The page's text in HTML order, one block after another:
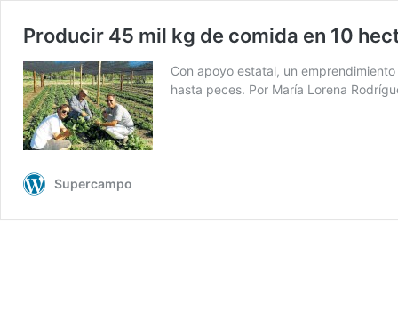
Producir 45 mil kg de comida en 10
Con apoyo estatal, un
hasta peces. Por María Lorena
Supercampo